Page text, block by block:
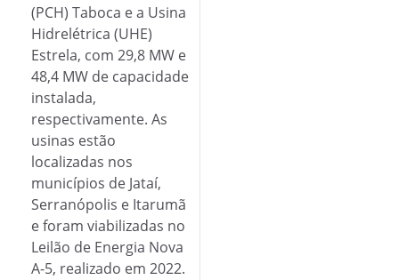
(PCH) Taboca e a Usina
Hidrelétrica (UHE)
Estrela, com 29,8 MW e
48,4 MW de capacidade
instalada,
respectivamente. As
usinas estão
localizadas nos
municípios de Jataí,
Serranópolis e Itarumã
e foram viabilizadas no
Leilão de Energia Nova
A-5, realizado em 2022.